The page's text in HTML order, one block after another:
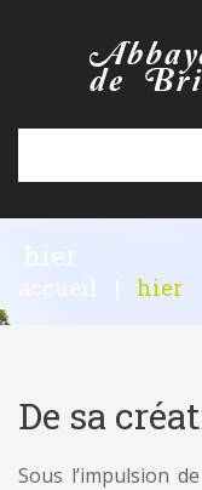
hier
accueil | hier
De sa
Sous l’impulsion